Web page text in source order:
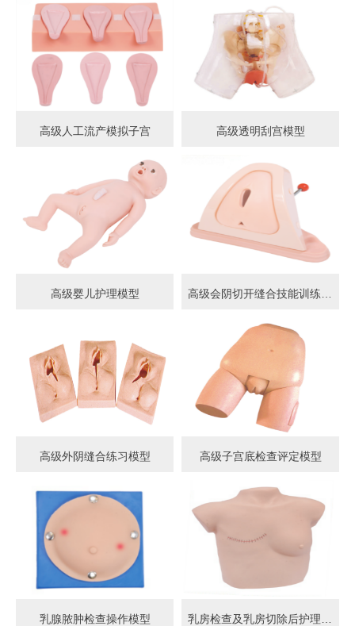
高级人工流产模拟子宫 高级透明刮宫模型
高级婴儿护理模型
高级外阴缝合练习模型 高级子宫底检查评定模型
乳腺脓肿检查操作模型